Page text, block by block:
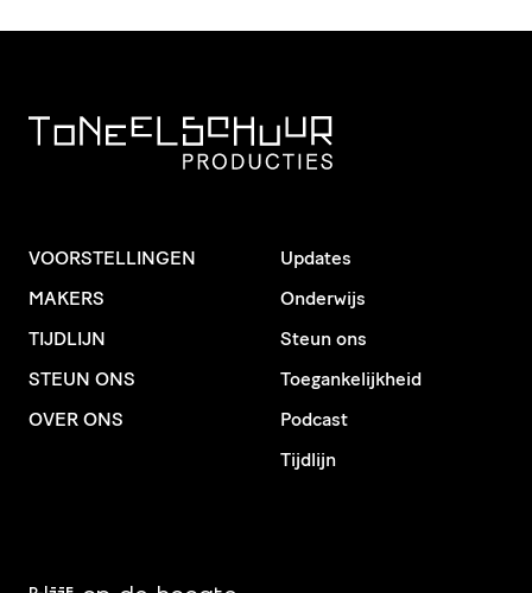
VOORSTELLINGEN
MAKERS
TIJDLIJN
STEUN ONS
OVER ONS
Updates
Onderwijs
Steun ons
Toegankelijkheid
Podcast
Tijdlijn